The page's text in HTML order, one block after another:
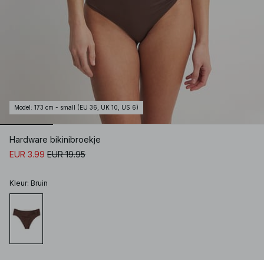
Model : 173 cm - small (EU 36, UK 10, US 6)
Hardware bikinibroekje
EUR 3.99 EUR 19.95
Kleur: Bruin